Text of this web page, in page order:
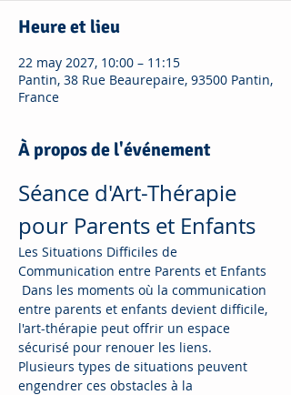
Heure et lieu
22 may 2027, 10:00 – 11:15
Pantin, 38 Rue Beaurepaire, 93500 Pantin,
France
À propos de l'événement
Séance d'Art-Thérapie
pour Parents et Enfants
Les Situations Difficiles de
Communication entre Parents et Enfants
Dans les moments où la communication
entre parents et enfants devient difficile,
l'art-thérapie peut offrir un espace
sécurisé pour renouer les liens.
Plusieurs types de situations peuvent
engendrer ces obstacles à la